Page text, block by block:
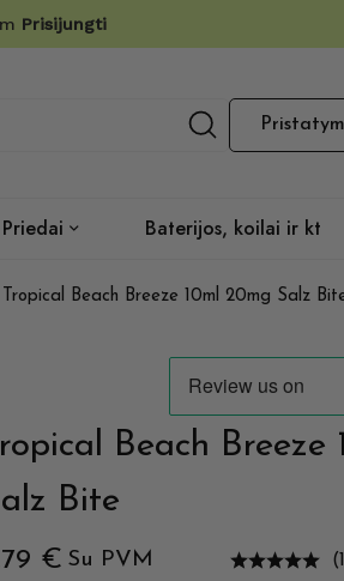
Prisijungti
Baterijos, koilai ir kt
Tropical Beach Breeze 10ml 20mg Salz
Beach Breeze
Bite
€ Su PVM